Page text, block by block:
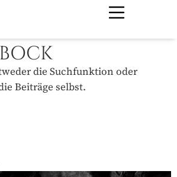
die Suchfunktion oder
Beiträge selbst.